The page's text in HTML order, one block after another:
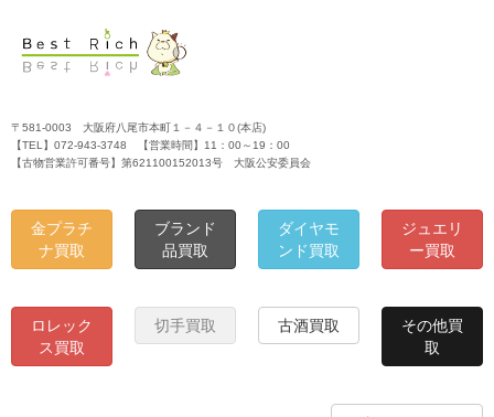
〒581-0003 大阪府八尾市本町１－４－１０(本店)
【TEL】072-943-3748 【営業時間】11：00～19：00
【古物営業許可番号】第621100152013号 大阪公安委員会
金プラチ
ナ買取
ブランド
品買取
ダイヤモ
ンド買取
ジュエリ
ー買取
ロレック
ス買取
切手買取 古酒買取
その他買
取